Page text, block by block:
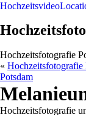
Hochzeitsvideo
Hochzeitsfotografie
«
Potsdam
Hochzeitsfotografie